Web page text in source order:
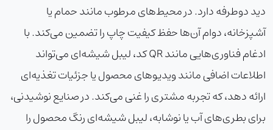
دید دوطرفه دارد. در محیط‌های مرطوب مانند حمام یا
آشپزخانه، دوام آن‌ها حفظ کیفیت چاپ را تضمین می‌کند. با
ادغام فناوری‌هایی مانند QR کد، لیبل شیشه‌ای می‌تواند
اطلاعات اضافی مانند ویدیوهای محصول یا جزئیات تغذیه‌ای
ارائه دهد، که تجربه مشتری را غنی می‌کند. در صنایع نوشیدنی،
برای بطری‌های آب یا نوشابه، لیبل شیشه‌ای رنگ محصول را